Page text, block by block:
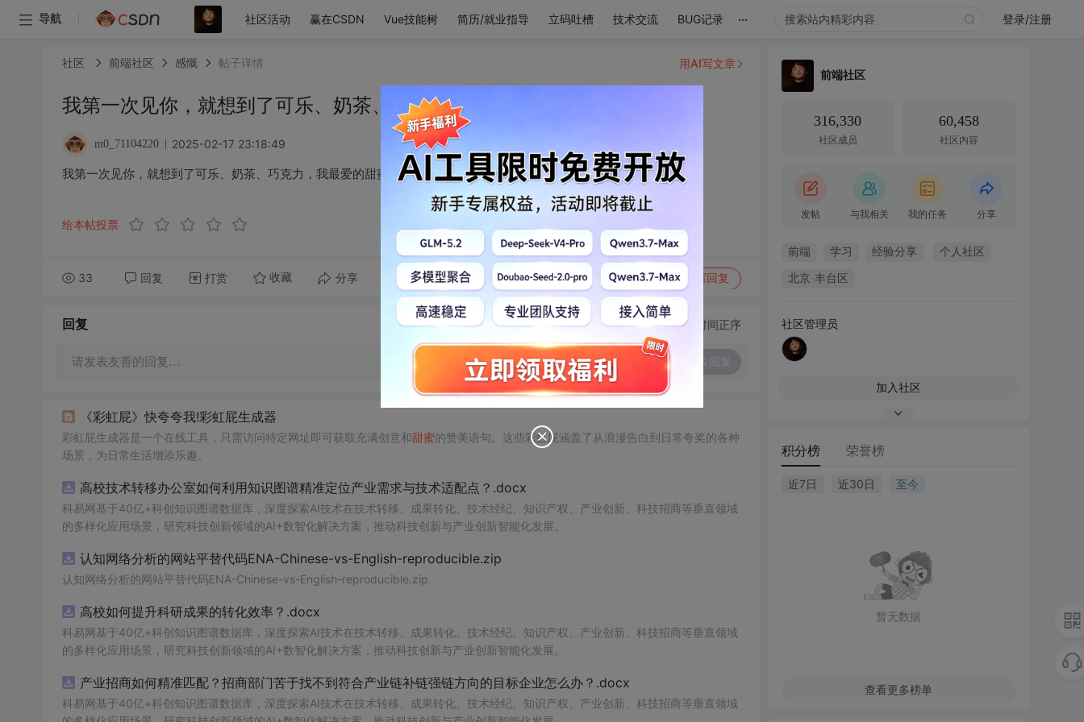
导航 社区活动 赢在CSDN Vue技能树 简历/就业指导 立码吐槽 技术交流 BUG记录 ... 登录/注册
社区 前端社区 感慨 帖子详情
我第一次见你，就想到了可乐、奶茶、巧克力，我最爱的甜蜜。
m0_71104220 2025-02-17 23:18:49
我第一次见你，就想到了可乐、奶茶、巧克力，我最爱的甜蜜。
给本帖投票
33 回复 打赏 收藏 分享 转发到动态 举报 写回复
用AI写文章
回复 切换为时间正序
请发表友善的回复…
《彩虹屁》快夸夸我!彩虹屁生成器
彩虹屁生成器是一个在线工具，只需访问特定网址即可获取充满创意和甜蜜的赞美语句。这些彩虹屁涵盖了从浪漫告白到日常夸奖的各种
场景，为日常生活增添乐趣。
高校技术转移办公室如何利用知识图谱精准定位产业需求与技术适配点？.docx
科易网基于40亿+科创知识图谱数据库，深度探索AI技术在技术转移、成果转化、技术经纪、知识产权、产业创新、科技招商等垂直领域
的多样化应用场景，研究科技创新领域的AI+数智化解决方案，推动科技创新与产业创新智能化发展。
认知网络分析的网站平替代码ENA-Chinese-vs-English-reproducible.zip
认知网络分析的网站平替代码ENA-Chinese-vs-English-reproducible.zip
高校如何提升科研成果的转化效率？.docx
科易网基于40亿+科创知识图谱数据库，深度探索AI技术在技术转移、成果转化、技术经纪、知识产权、产业创新、科技招商等垂直领域
的多样化应用场景，研究科技创新领域的AI+数智化解决方案，推动科技创新与产业创新智能化发展。
产业招商如何精准匹配？招商部门苦于找不到符合产业链补链强链方向的目标企业怎么办？.docx
科易网基于40亿+科创知识图谱数据库，深度探索AI技术在技术转移、成果转化、技术经纪、知识产权、产业创新、科技招商等垂直领域
前端社区
316,330
社区成员
60,458
社区内容
发帖 与我相关 我的任务 分享
前端 学习 经验分享 个人社区
北京·丰台区
社区管理员
加入社区
积分榜 荣誉榜
近7日 近30日 至今
暂无数据
查看更多榜单